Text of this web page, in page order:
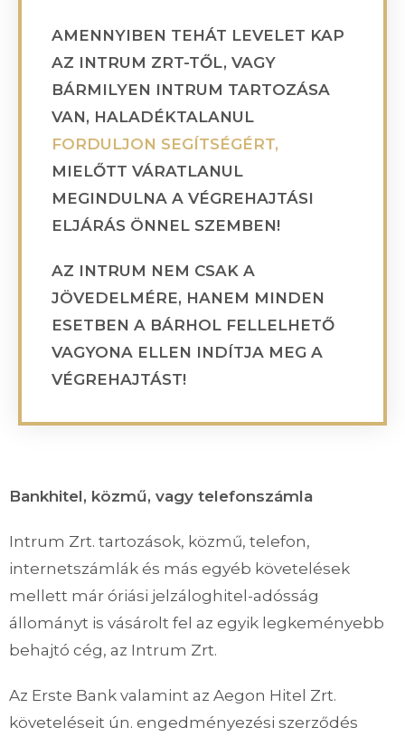
AMENNYIBEN TEHÁT LEVELET KAP
AZ INTRUM ZRT-TŐL, VAGY
BÁRMILYEN INTRUM TARTOZÁSA
VAN, HALADÉKTALANUL
FORDULJON SEGÍTSÉGÉRT,
MIELŐTT VÁRATLANUL
MEGINDULNA A VÉGREHAJTÁSI
ELJÁRÁS ÖNNEL SZEMBEN!
AZ INTRUM NEM CSAK A
JÖVEDELMÉRE, HANEM MINDEN
ESETBEN A BÁRHOL FELLELHETŐ
VAGYONA ELLEN INDÍTJA MEG A
VÉGREHAJTÁST!
Bankhitel, közmű, vagy telefonszámla
Intrum Zrt. tartozások, közmű, telefon,
internetszámlák és más egyéb követelések
mellett már óriási jelzáloghitel-adósság
állományt is vásárolt fel az egyik legkeményebb
behajtó cég, az Intrum Zrt.
Az Erste Bank valamint az Aegon Hitel Zrt.
követeléseit ún. engedményezési szerződés